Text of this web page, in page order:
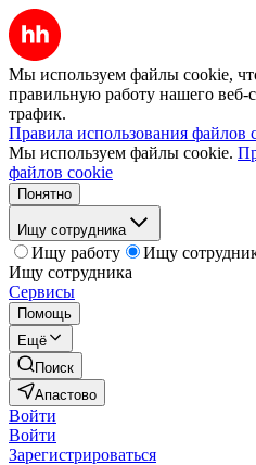
Мы используем файлы cookie,
правильную работу нашего веб-
трафик.
Правила использования файлов
Мы используем файлы cookie.
файлов cookie
Понятно
Ищу сотрудника
Ищу работу
Ищу
Ищу сотрудника
Сервисы
Помощь
Ещё
Поиск
Апастово
Войти
Войти
Зарегистрироваться